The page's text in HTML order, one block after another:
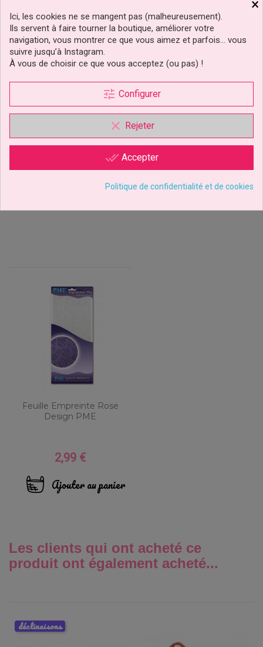
Tapis De Texture Silicone
Sequins Marvelous Molds
Ajouter au panier
Feuille Empreinte Ecorce
Ajouter au panier
Feuille Empreinte Rose
Design PME
Prix
2,99 €
Ajouter au panier
Les clients qui ont acheté ce
produit ont également acheté...
déclinaisons
×
Ici, les cookies ne se mangent pas (malheureusement).
Ils servent à faire tourner la boutique, améliorer votre
navigation, vous montrer ce que vous aimez et parfois… vous
suivre jusqu’à Instagram.
À vous de choisir ce que vous acceptez (ou pas) !
tune Configurer
clear Rejeter
done_all Accepter
Politique de confidentialité et de cookies